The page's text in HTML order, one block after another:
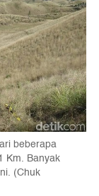
beberapa
Km. Banyak
(Chuk